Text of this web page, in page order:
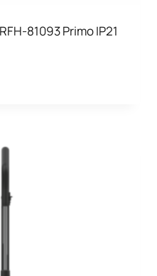
81093 Primo IP21